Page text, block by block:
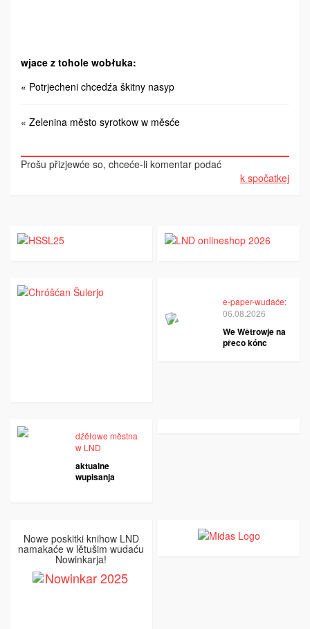
wjace z tohole wobłuka:
« Potrjecheni chcedźa škitny nasyp
« Zelenina město syrotkow w měsće
Prošu přizjewće so, chceće-li komentar podać
k spočatkej
e-paper-wudaće:
06.08.2026
We Wětrowje na
přeco kónc
dźěłowe městna
w LND
aktualne
wupisanja
Nowe poskitki knihow LND
namakaće w lětušim wudaću
Nowinkarja!